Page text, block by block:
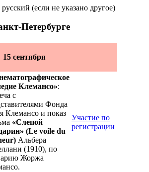
(если не указано другое)
Петербурге
15 сентября
Клемансо»:
с
Фонда
Клемансо и показ
«Слепой
» (Le voile du
Альбера
(1910), по
Жоржа
Участие по
регистрации